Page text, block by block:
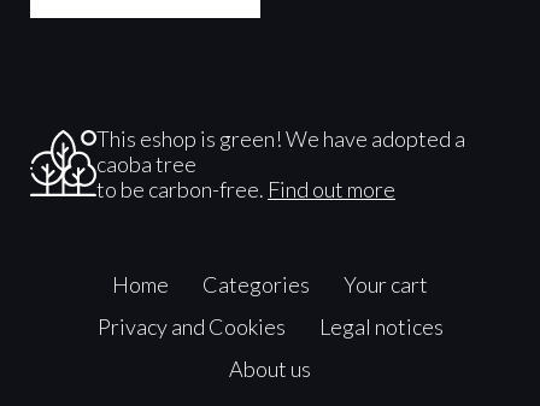
This eshop is green! We have adopted a
caoba tree
to be carbon-free. Find out more
Home Categories
Your cart
Privacy and Cookies
Legal notices
About us